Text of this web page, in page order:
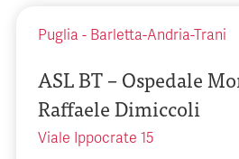
Puglia - Barletta-Andria-Trani
ASL BT – Ospedale
Raffaele Dimiccoli
Viale Ippocrate 15